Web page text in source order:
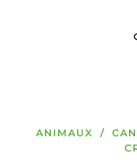
ANIMAUX /